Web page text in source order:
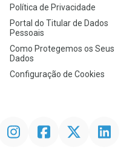
Política de Privacidade
Portal do Titular de Dados
Pessoais
Como Protegemos os Seus
Dados
Configuração de Cookies
InstagramFacebook Linkedin